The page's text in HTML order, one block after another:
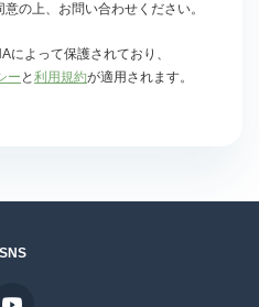
意の上、お問い合わせください。
によって保護されており、
ー と 利用規約が適用されます。
SNS